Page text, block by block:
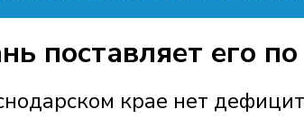
поставляет его
крае нет